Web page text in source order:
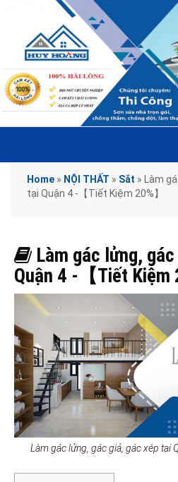
Home » NỘI THẤT » Sắt » Làm
tại Quận 4 -【Tiết Kiệm 20%】
Làm gác lửng,
Quận 4 -【Tiết Kiệm
Làm gác lửng, gác giả, gác xép tại